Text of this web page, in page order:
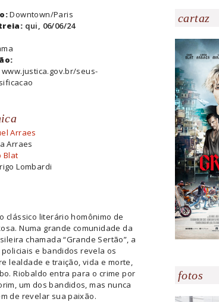
Downtown/Paris
qui, 06/06/24
seus-
Arraes
Arraes
Blat
Lombardi
clássico literário homônimo de
Numa grande comunidade da
chamada “Grande Sertão”, a
e bandidos revela os
lealdade e traição, vida e morte,
Riobaldo entra para o crime por
um dos bandidos, mas nunca
de revelar sua paixão.
cartaz
fotos